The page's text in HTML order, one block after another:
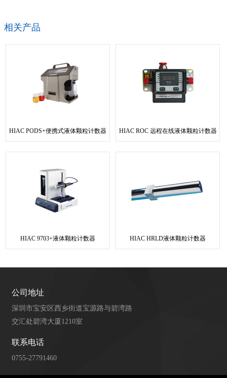
相关产品
HIAC PODS+便携式液体颗粒计数器 HIAC ROC 远程在线液体颗粒计数器
HIAC 9703+液体颗粒计数器 HIAC HRLD液体颗粒计数器
公司地址
深圳市宝安区西乡街道宝源路与碧湾路
交汇处碧湾大厦1210室
联系电话
0755-27791460